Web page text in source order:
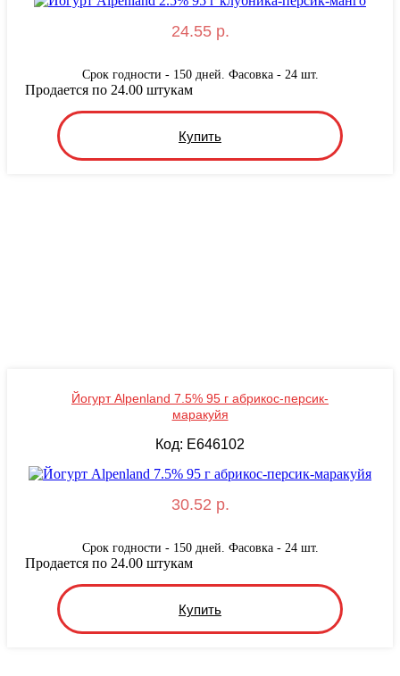
24.55 р.
Срок годности - 150 дней. Фасовка - 24 шт.
Купить
Продается по 24.00 штукам
Йогурт Alpenland 7.5% 95 г абрикос-персик-
маракуйя
Код: E646102
30.52 р.
Срок годности - 150 дней. Фасовка - 24 шт.
Купить
Продается по 24.00 штукам